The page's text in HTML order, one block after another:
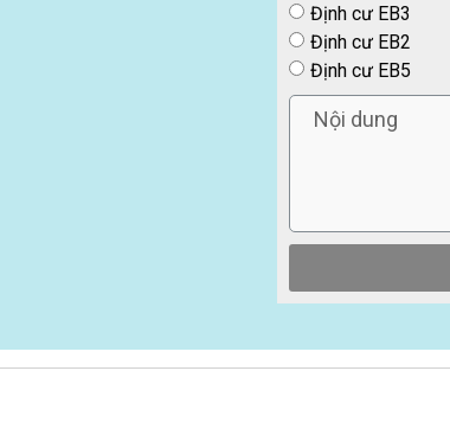
Định cư EB3
Định cư EB2
Định cư EB5